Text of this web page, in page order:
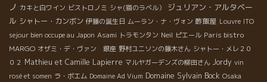
ノ カキと白ワイン ビストロノミ シャ(猫のラベル）
ジュリアン・アルタベー
ル シャトー・カンボン 伊藤の誕生日 ムーラン・ナ・ヴォン 酢飯屋 Louvre ITO
sejour bien occupe au Japon Asami トラモンタン Neil ピエール Paris bistro
MARGO オザミ・デ・ヴァン 銀座 野村ユニソンの藤木さん シャトー・メレ２０
０２ Mathieu et Camille Lapierre マルヤガーデンズの柳田さん Jordy vin
rosé et somen ラ・ボエム Domaine Ad Vium Domaine Sylvain Bock Osaka